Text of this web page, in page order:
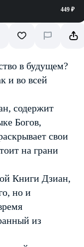
449 ₽
в будущем?
и во всей
содержит
Богов,
свои
на грани
Книги Дзиан,
но и
из